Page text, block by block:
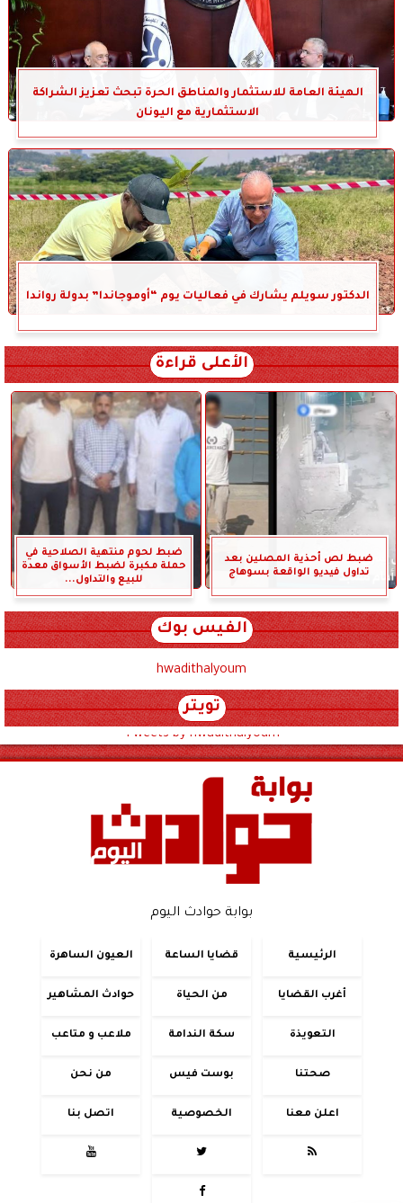
الهيئة العامة للاستثمار والمناطق الحرة تبحث تعزيز الشراكة
الاستثمارية مع اليونان
الدكتور سويلم يشارك في فعاليات يوم “أوموجاندا” بدولة رواندا
الأعلى قراءة
ضبط لص أحذية المصلين بعد
تداول فيديو الواقعة بسوهاج
ضبط لحوم منتهية الصلاحية في
حملة مكبرة لضبط الأسواق معدة
للبيع والتداول...
الفيس بوك
hwadithalyoum
تويتر
Tweets by hwadithalyoum
بوابة حوادث اليوم
الرئيسية قضايا الساعة العيون الساهرة
أغرب القضايا من الحياة حوادث المشاهير
التعويذة سكة الندامة ملاعب و متاعب
صحتنا بوست فيس من نحن
اعلن معنا الخصوصية اتصل بنا



